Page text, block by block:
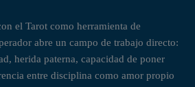
el Tarot como herramienta de
abre un campo de trabajo directo:
herida paterna, capacidad de poner
entre disciplina como amor propio